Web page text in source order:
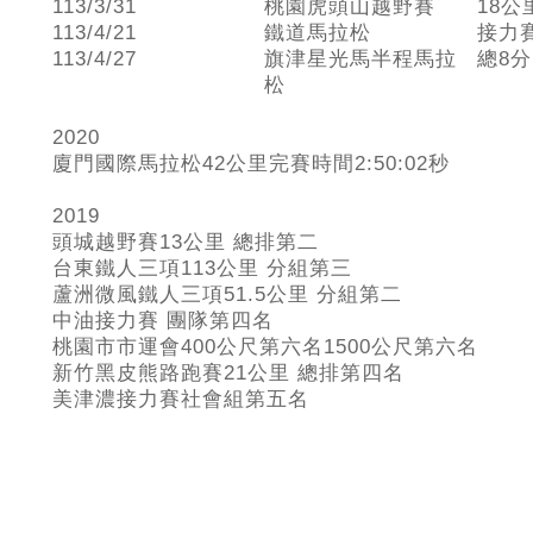
113/3/31
桃園虎頭山越野賽
18公
113/4/21
鐵道馬拉松
接力
113/4/27
旗津星光馬半程馬拉
松
總8
2020
廈門國際馬拉松42公里完賽時間2:50:02秒
2019
頭城越野賽13公里 總排第二
台東鐵人三項113公里 分組第三
蘆洲微風鐵人三項51.5公里 分組第二
中油接力賽 團隊第四名
桃園市市運會400公尺第六名1500公尺第六名
新竹黑皮熊路跑賽21公里 總排第四名
美津濃接力賽社會組第五名